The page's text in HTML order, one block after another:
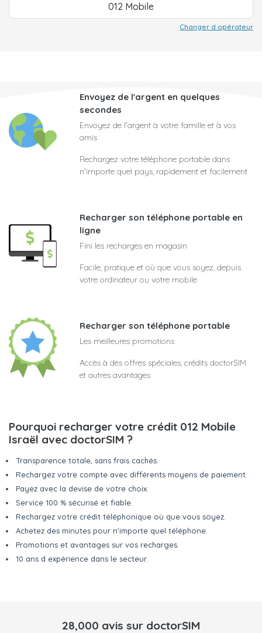
012 Mobile
Changer d opérateur
Envoyez de l'argent en quelques
secondes
Envoyez de l'argent à votre famille et à vos
amis
Rechargez votre téléphone portable dans
n'importe quel pays, rapidement et facilement
Recharger son téléphone portable en
ligne
Fini les recharges en magasin
Facile, pratique et où que vous soyez, depuis
votre ordinateur ou votre mobile
Recharger son téléphone portable
Les meilleures promotions
Accès à des offres spéciales, crédits doctorSIM
et autres avantages
Pourquoi recharger votre crédit 012 Mobile
Israël avec doctorSIM ?
Transparence totale, sans frais cachés.
Rechargez votre compte avec différents moyens de paiement.
Payez avec la devise de votre choix.
Service 100 % sécurisé et fiable.
Rechargez votre crédit téléphonique où que vous soyez.
Achetez des minutes pour n'importe quel téléphone.
Promotions et avantages sur vos recharges.
10 ans d expérience dans le secteur.
28,000 avis sur doctorSIM